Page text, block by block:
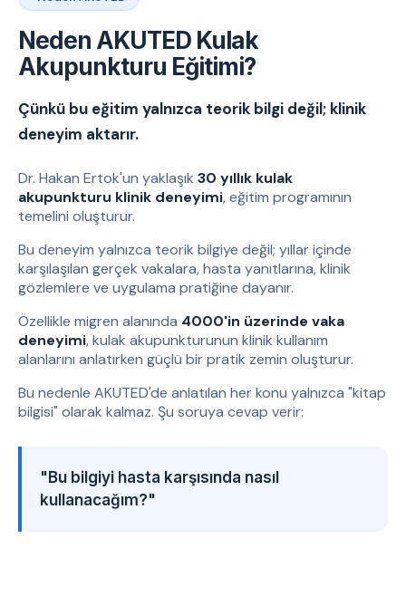
Neden AKUTED Kulak
Akupunkturu Eğitimi?
Çünkü bu eğitim yalnızca teorik bilgi değil; klinik
deneyim aktarır.
Dr. Hakan Ertok'un yaklaşık 30 yıllık kulak
akupunkturu klinik deneyimi, eğitim programının
temelini oluşturur.
Bu deneyim yalnızca teorik bilgiye değil; yıllar içinde
karşılaşılan gerçek vakalara, hasta yanıtlarına, klinik
gözlemlere ve uygulama pratiğine dayanır.
Özellikle migren alanında 4000'in üzerinde vaka
deneyimi, kulak akupunkturunun klinik kullanım
alanlarını anlatırken güçlü bir pratik zemin oluşturur.
Bu nedenle AKUTED'de anlatılan her konu yalnızca "kitap
bilgisi" olarak kalmaz. Şu soruya cevap verir:
"Bu bilgiyi hasta karşısında nasıl
kullanacağım?"